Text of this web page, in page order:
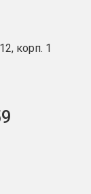
корп. 1